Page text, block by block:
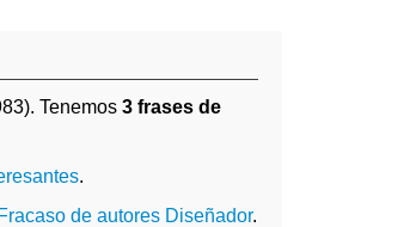
Tenemos 3 frases de
.
de autores Diseñador.